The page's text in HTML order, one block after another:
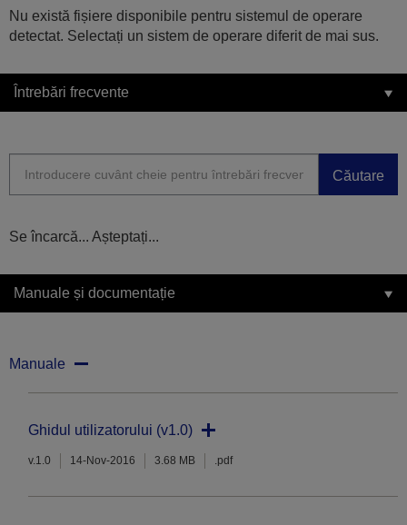
Nu există fișiere disponibile pentru sistemul de operare
detectat. Selectați un sistem de operare diferit de mai sus.
Întrebări frecvente
Căutare
Se încarcă... Așteptați...
Manuale și documentație
Manuale
Ghidul utilizatorului (v1.0)
v.1.0 14-Nov-2016 3.68 MB .pdf